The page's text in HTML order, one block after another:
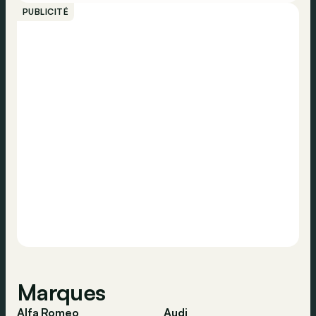
PUBLICITÉ
Marques
Alfa Romeo Audi